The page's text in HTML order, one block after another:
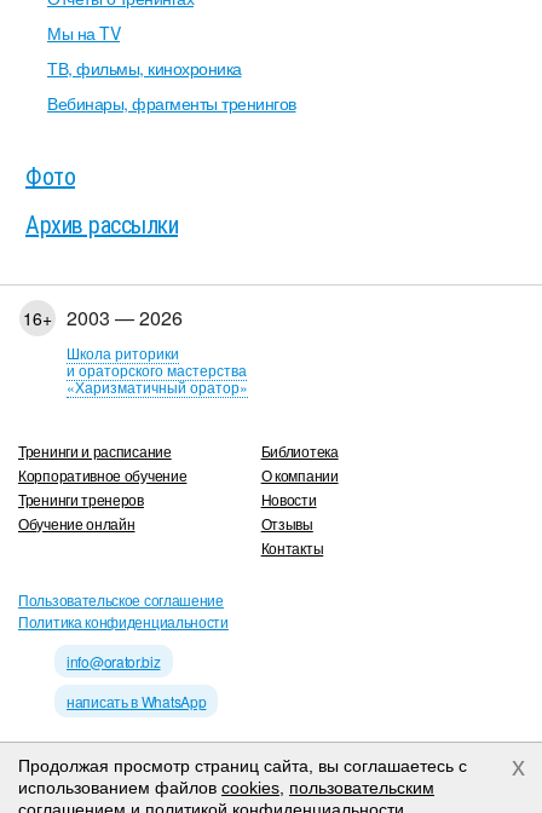
Мы на TV
ТВ, фильмы, кинохроника
Вебинары, фрагменты тренингов
Фото
Архив рассылки
16+ 2003 — 2026
Школа риторики
и ораторского мастерства
«Харизматичный оратор»
Тренинги и расписание
Корпоративное обучение
Тренинги тренеров
Обучение онлайн
Библиотека
О компании
Новости
Отзывы
Контакты
Пользовательское соглашение
Политика конфиденциальности
info@orator.biz
написать в WhatsApp
Продолжая просмотр страниц сайта, вы соглашаетесь с
использованием файлов cookies пользовательским
x